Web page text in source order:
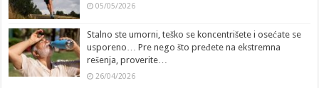
05/05/2026
Stalno ste umorni, teško se koncentrišete i osećate se
usporeno… Pre nego što pređete na ekstremna
rešenja, proverite…
26/04/2026